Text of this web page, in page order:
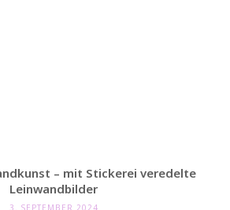
– mit Stickerei veredelte
Leinwandbilder
3. SEPTEMBER 2024